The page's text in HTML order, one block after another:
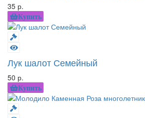
35 р.
Купить
Лук шалот Семейный
50 р.
Купить